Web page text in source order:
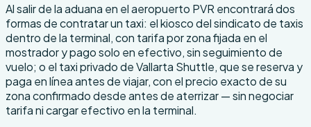
Al salir de la aduana en el aeropuerto PVR encontrará dos
formas de contratar un taxi: el kiosco del sindicato de taxis
dentro de la terminal, con tarifa por zona fijada en el
mostrador y pago solo en efectivo, sin seguimiento de
vuelo; o el taxi privado de Vallarta Shuttle, que se reserva y
paga en línea antes de viajar, con el precio exacto de su
zona confirmado desde antes de aterrizar — sin negociar
tarifa ni cargar efectivo en la terminal.